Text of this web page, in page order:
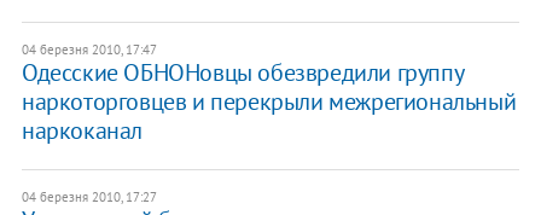
04 березня 2010, 17:47
Одесские ОБНОНовцы обезвредили группу
наркоторговцев и перекрыли межрегиональный
наркоканал
04 березня 2010, 17:27